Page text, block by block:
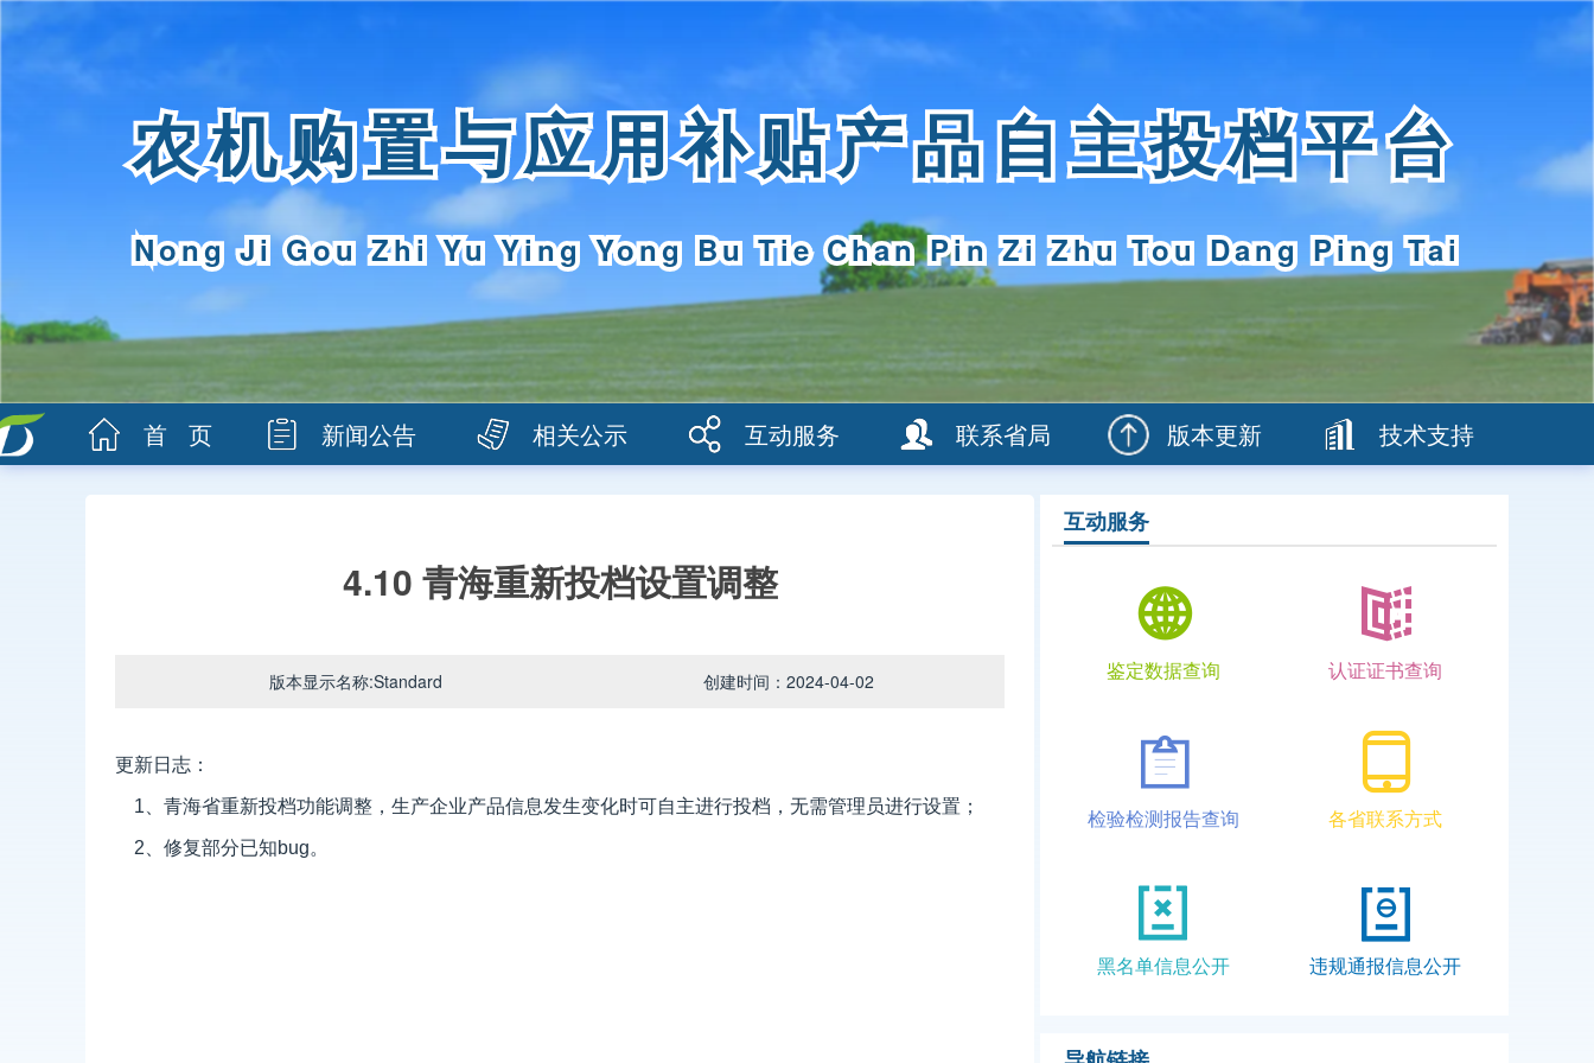
农机购置与应用补贴产品自主投档平台
Nong Ji Gou Zhi Yu Ying Yong Bu Tie Chan Pin Zi Zhu Tou Dang Ping Tai
首 页 新闻公告 相关公示 互动服务 联系省局 版本更新 技术支持
4.10 青海重新投档设置调整
版本显示名称:Standard 创建时间：2024-04-02
更新日志：
1、青海省重新投档功能调整，生产企业产品信息发生变化时可自主进行投档，无需管理员进行设置；
2、修复部分已知bug。
互动服务
鉴定数据查询 认证证书查询
检验检测报告查询 各省联系方式
黑名单信息公开 违规通报信息公开